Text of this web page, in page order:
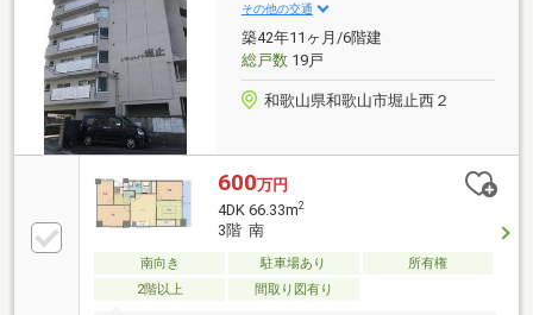
その他の交通
築42年11ヶ月/6階建
総戸数19戸
和歌山県和歌山市堀止西２
600万円
4DK 66.33m2
3階 南
南向き 駐車場あり
所有権
2階以上
間取り図有り